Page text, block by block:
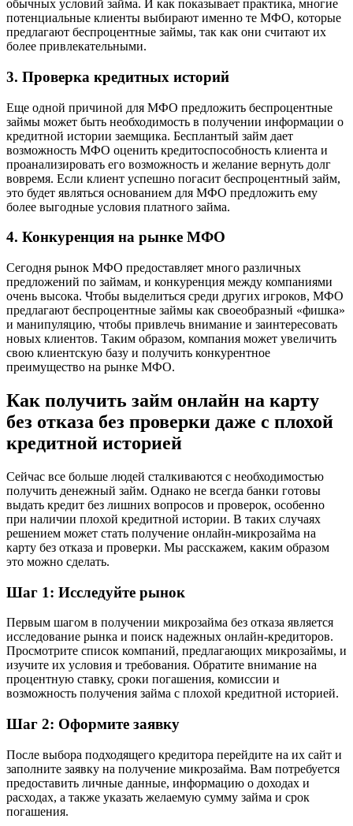
обычных условий займа. И как показывает практика, многие
потенциальные клиенты выбирают именно те МФО, которые
предлагают беспроцентные займы, так как они считают их
более привлекательными.
3. Проверка кредитных историй
Еще одной причиной для МФО предложить беспроцентные
займы может быть необходимость в получении информации о
кредитной истории заемщика. Бесплантый займ дает
возможность МФО оценить кредитоспособность клиента и
проанализировать его возможность и желание вернуть долг
вовремя. Если клиент успешно погасит беспроцентный займ,
это будет являться основанием для МФО предложить ему
более выгодные условия платного займа.
4. Конкуренция на рынке МФО
Сегодня рынок МФО предоставляет много различных
предложений по займам, и конкуренция между компаниями
очень высока. Чтобы выделиться среди других игроков, МФО
предлагают беспроцентные займы как своеобразный «фишка»
и манипуляцию, чтобы привлечь внимание и заинтересовать
новых клиентов. Таким образом, компания может увеличить
свою клиентскую базу и получить конкурентное
преимущество на рынке МФО.
Как получить займ онлайн на карту
без отказа без проверки даже с плохой
кредитной историей
Сейчас все больше людей сталкиваются с необходимостью
получить денежный займ. Однако не всегда банки готовы
выдать кредит без лишних вопросов и проверок, особенно
при наличии плохой кредитной истории. В таких случаях
решением может стать получение онлайн-микрозайма на
карту без отказа и проверки. Мы расскажем, каким образом
это можно сделать.
Шаг 1: Исследуйте рынок
Первым шагом в получении микрозайма без отказа является
исследование рынка и поиск надежных онлайн-кредиторов.
Просмотрите список компаний, предлагающих микрозаймы, и
изучите их условия и требования. Обратите внимание на
процентную ставку, сроки погашения, комиссии и
возможность получения займа с плохой кредитной историей.
Шаг 2: Оформите заявку
После выбора подходящего кредитора перейдите на их сайт и
заполните заявку на получение микрозайма. Вам потребуется
предоставить личные данные, информацию о доходах и
расходах, а также указать желаемую сумму займа и срок
погашения.